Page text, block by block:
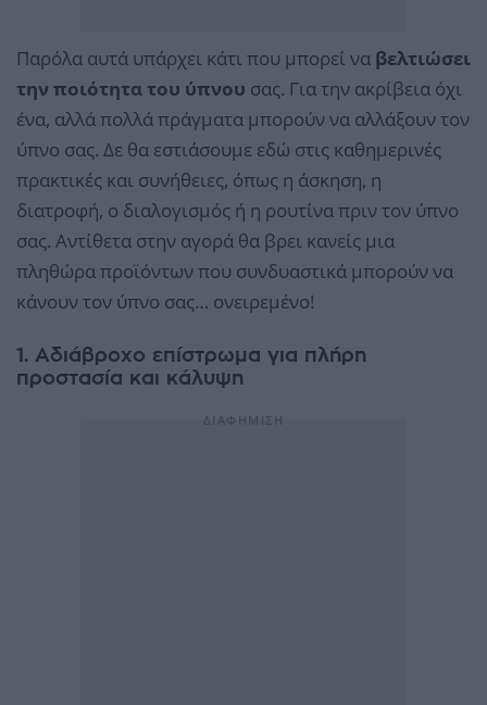
Παρόλα αυτά υπάρχει κάτι που μπορεί να βελτιώσει
την ποιότητα του ύπνου σας. Για την ακρίβεια όχι
ένα, αλλά πολλά πράγματα μπορούν να αλλάξουν τον
ύπνο σας. Δε θα εστιάσουμε εδώ στις καθημερινές
πρακτικές και συνήθειες, όπως η άσκηση, η
διατροφή, ο διαλογισμός ή η ρουτίνα πριν τον ύπνο
σας. Αντίθετα στην αγορά θα βρει κανείς μια
πληθώρα προϊόντων που συνδυαστικά μπορούν να
κάνουν τον ύπνο σας… ονειρεμένο!
1. Αδιάβροχο επίστρωμα για πλήρη
προστασία και κάλυψη